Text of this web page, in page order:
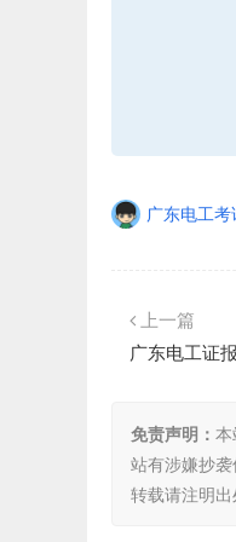
广东电工考
上一篇
广东电工证
免责声明：
站有涉嫌抄
转载请注明出